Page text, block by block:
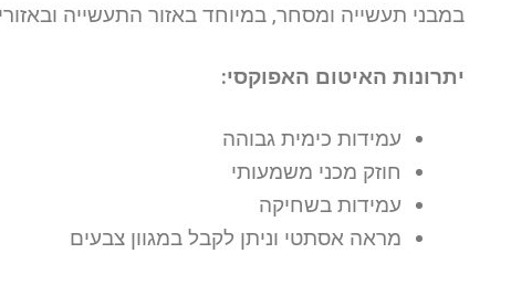
במבני תעשייה ומסחר, במיוחד באזור התעשייה
יתרונות האיטום האפוקסי:
עמידות כימית גבוהה
חוזק מכני משמעותי
עמידות בשחיקה
מראה אסתטי וניתן לקבל במגוון צבעים